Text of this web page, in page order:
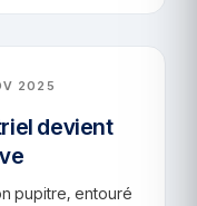
2025
devient
pupitre, entouré